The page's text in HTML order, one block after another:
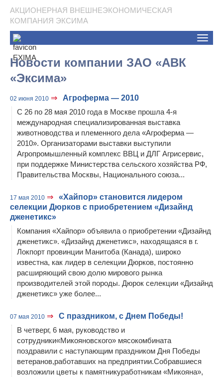
АКЦИОНЕРНАЯ ВНЕШНЕЭКОНОМИЧЕСКАЯ
КОМПАНИЯ ЭКСИМА
Toggle
Новости компании ЗАО «АВК
«Эксима»
02 июня 2010 ⇒
Агроферма — 2010
С 26 по 28 мая 2010 года в Москве прошла 4-я
международная специализированная выставка
животноводства и племенного дела «Агроферма —
2010». Организаторами выставки выступили
Агропромышленный комплекс ВВЦ и ДЛГ Агрисервис,
при поддержке Министерства сельского хозяйства РФ,
Правительства Москвы, Национального союза...
17 мая 2010 ⇒
«Хайпор» становится лидером
селекции Дюрков с приобретением «Дизайнд
дженетикс»
Компания «Хайпор» объявила о приобретении «Дизайнд
дженетикс». «Дизайнд дженетикс», находящаяся в г.
Локпорт провинции Манитоба (Канада), широко
известна, как лидер в селекции Дюрков, постоянно
расширяющий свою долю мирового рынка
производителей этой породы. Дюрок селекции «Дизайнд
дженетикс» уже более...
07 мая 2010 ⇒
С праздником, с Днем Победы!
В четверг, 6 мая, руководство и
сотрудники«Микояновского» мясокомбината
поздравили с наступающим праздником Дня Победы
ветеранов,работавших на предприятии.Собравшиеся
возложили цветы к памятникуработникам «Микояна»,